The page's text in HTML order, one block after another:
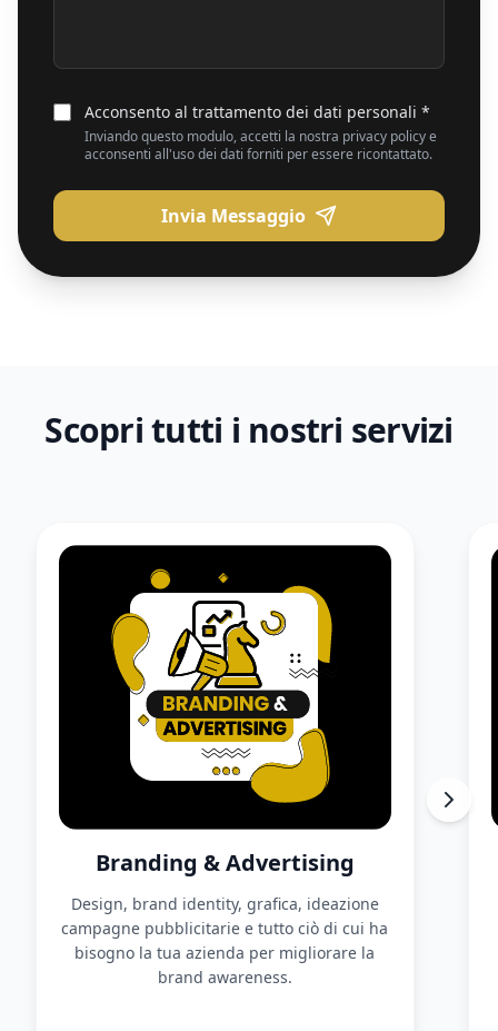
Acconsento al trattamento dei dati personali *
Inviando questo modulo, accetti la nostra privacy policy e
acconsenti all'uso dei dati forniti per essere ricontattato.
Invia Messaggio
Scopri tutti i nostri servizi
Branding & Advertising
Design, brand identity, grafica, ideazione
campagne pubblicitarie e tutto ciò di cui ha
bisogno la tua azienda per migliorare la
brand awareness.